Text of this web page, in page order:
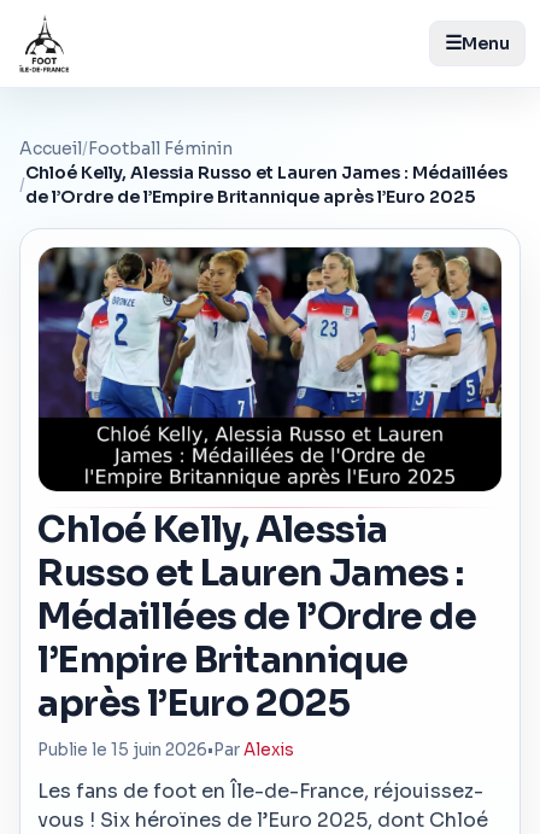
☰Menu
Accueil/Football Féminin
/
Chloé Kelly, Alessia Russo et Lauren James : Médaillées
de l’Ordre de l’Empire Britannique après l’Euro 2025
Chloé Kelly, Alessia
Russo et Lauren James :
Médaillées de l’Ordre de
l’Empire Britannique
après l’Euro 2025
Publie le 15 juin 2026• ParAlexis
Les fans de foot en Île-de-France, réjouissez-
vous ! Six héroïnes de l’Euro 2025, dont Chloé